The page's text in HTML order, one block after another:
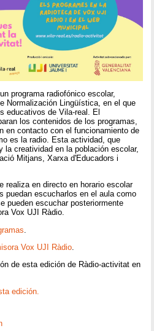
programa radiofónico escolar,
Normalización Lingüística, en el que
educativos de Vila-real. El
los contenidos de los programas,
en contacto con el funcionamiento de
es la radio. Esta actividad, que
la creatividad en la población escolar,
Mitjans, Xarxa d'Educadors i
realiza en directo en horario escolar
puedan escucharlos en el aula como
pueden escuchar posteriormente
Vox UJI Ràdio.
Vox UJI Ràdio
de esta edición de Ràdio-activitat en
edición.